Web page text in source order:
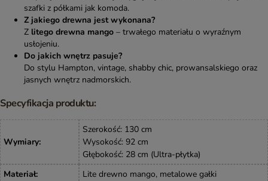
szafki z półkami jak komoda.
Z jakiego drewna jest wykonana?
Z litego drewna mango – trwałego materiału o wyraźnym
usłojeniu.
Do jakich wnętrz pasuje?
Do stylu Hampton, vintage, shabby chic, prowansalskiego oraz
jasnych wnętrz nadmorskich.
Specyfikacja produktu:
Wymiary:
Szerokość: 130 cm
Wysokość: 92 cm
Głębokość: 28 cm (Ultra-płytka)
Materiał: Lite drewno mango, metalowe gałki